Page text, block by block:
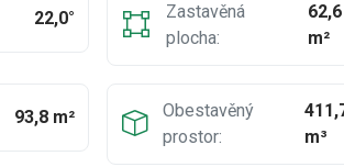
22,0°
Zastavěná
plocha:
62,6
m²
93,8 m²
Obestavěný
prostor:
m³